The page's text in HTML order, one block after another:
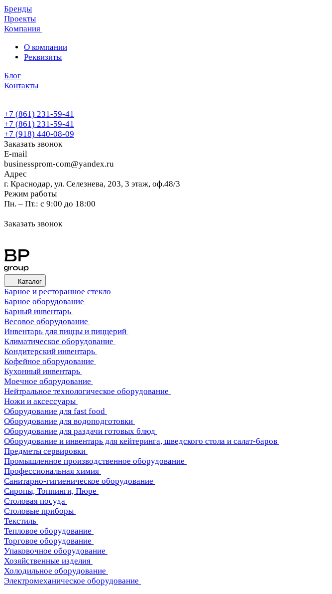
Бренды
Проекты
Компания
О компании
Реквизиты
Блог
Контакты
+7 (861) 231-59-41
+7 (861) 231-59-41
+7 (918) 440-08-09
Заказать звонок
E-mail
businessprom-com@yandex.ru
Адрес
г. Краснодар, ул. Селезнева, 203, 3 этаж, оф.48/3
Режим работы
Пн. – Пт.: с 9:00 до 18:00
Заказать звонок
Каталог
Барное и ресторанное стекло
Барное оборудование
Барный инвентарь
Весовое оборудование
Инвентарь для пиццы и пиццерий
Климатическое оборудование
Кондитерский инвентарь
Кофейное оборудование
Кухонный инвентарь
Моечное оборудование
Нейтральное технологическое оборудование
Ножи и аксессуары
Оборудование для fast food
Оборудование для водоподготовки
Оборудование для раздачи готовых блюд
Оборудование и инвентарь для кейтеринга, шведского стола и салат-баров
Предметы сервировки
Промышленное производственное оборудование
Профессиональная химия
Санитарно-гигиеническое оборудование
Сиропы, Топпинги, Пюре
Столовая посуда
Столовые приборы
Текстиль
Тепловое оборудование
Торговое оборудование
Упаковочное оборудование
Хозяйственные изделия
Холодильное оборудование
Электромеханическое оборудование